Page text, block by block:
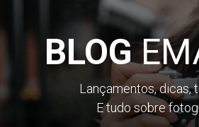
BLOG
Lançamentos, dicas,
E tudo sobre